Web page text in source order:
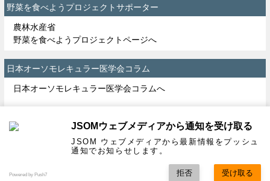
野菜を食べようプロジェクトサポーター
農林水産省
野菜を食べようプロジェクトページへ
日本オーソモレキュラー医学会コラム
日本オーソモレキュラー医学会コラムへ
サイトマップ | お問い合わせ |
特定商取引法に基づく表記 |
Copyright© 一般社団法人 日本オーソモレキュラー医学会 All rights Reserved
JSOMウェブメディアから通知を受け取る
JSOM ウェブメディアから最新情報をプッシュ
通知でお知らせします。
Powered by Push7 拒否 受け取る